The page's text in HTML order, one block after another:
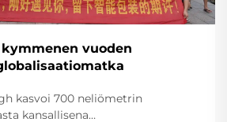
vuoden
kasvoi 700 neliömetrin
kansallisena